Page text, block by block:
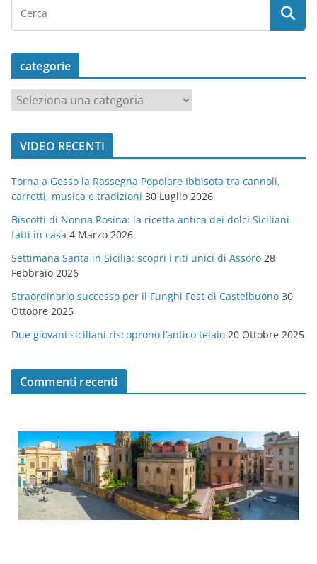
categorie
t
o
r
i
e
VIDEO RECENTI
Torna a Gesso la Rassegna Popolare Ibbisota tra cannoli,
carretti, musica e tradizioni 30 Luglio 2026
Biscotti di Nonna Rosina: la ricetta antica dei dolci Siciliani
fatti in casa 4 Marzo 2026
Settimana Santa in Sicilia: scopri i riti unici di Assoro 28
Febbraio 2026
Straordinario successo per il Funghi Fest di Castelbuono 30
Ottobre 2025
Due giovani siciliani riscoprono l’antico telaio 20 Ottobre 2025
Commenti recenti